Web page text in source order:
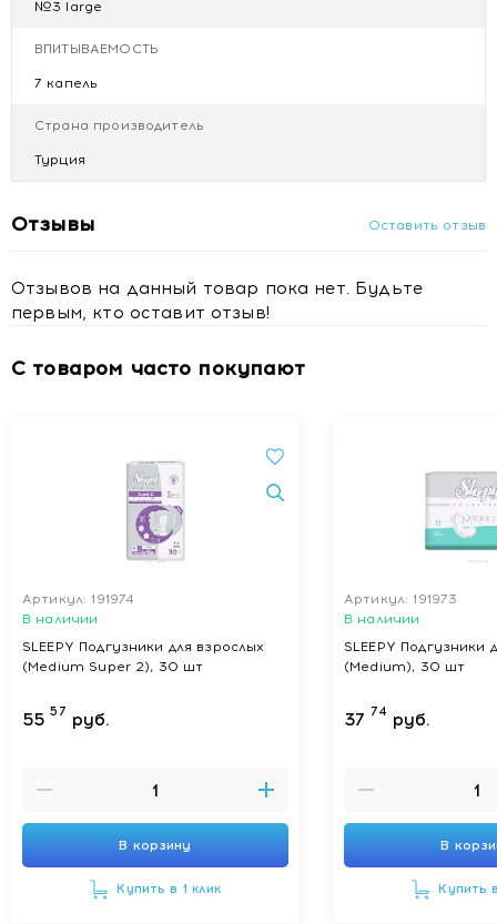
№3 large
ВПИТЫВАЕМОСТЬ
7 капель
Страна производитель
Турция
Отзывы Оставить отзыв
Отзывов на данный товар пока нет. Будьте
первым, кто оставит отзыв!
С товаром часто покупают
Артикул: 191974
В наличии
SLEEPY Подгузники для взрослых
(Medium Super 2), 30 шт
55 57 руб.
В корзину
Купить в 1 клик
Артикул: 191973
В наличии
SLEEPY Подгузники
(Medium), 30 шт
37 74 руб.
В
Купить